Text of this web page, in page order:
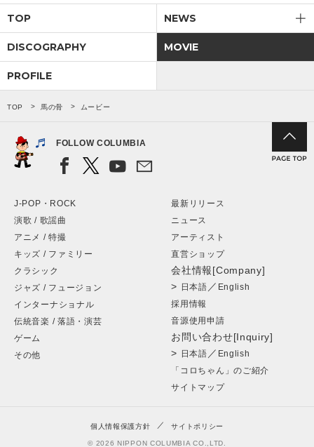
TOP NEWS
DISCOGRAPHY MOVIE
PROFILE
TOP 馬の骨 ムービー
FOLLOW COLUMBIA
J-POP・ROCK
演歌 / 歌謡曲
アニメ / 特撮
キッズ / ファミリー
クラシック
ジャズ / フュージョン
インターナショナル
伝統音楽 / 落語・演芸
ゲーム
その他
最新リリース
ニュース
アーティスト
直営ショップ
会社情報[Company]
> 日本語 ／ English
採用情報
音源使用申請
お問い合わせ[Inquiry]
> 日本語 ／ English
「コロちゃん」のご紹介
サイトマップ
個人情報保護方針 サイトポリシー
© 2026 NIPPON COLUMBIA CO.,LTD.